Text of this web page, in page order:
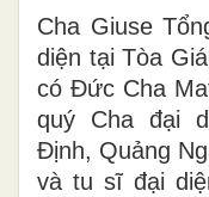
Cha Giuse
diện tại Tòa
có Đức Cha
quý Cha đại
Định, Quảng
và tu sĩ đại